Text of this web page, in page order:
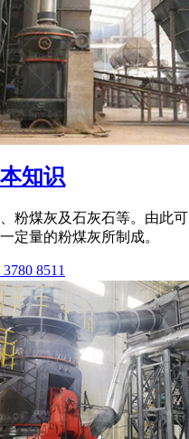
知识
粉煤灰及石灰石等。由此
定量的粉煤灰所制成。
8511